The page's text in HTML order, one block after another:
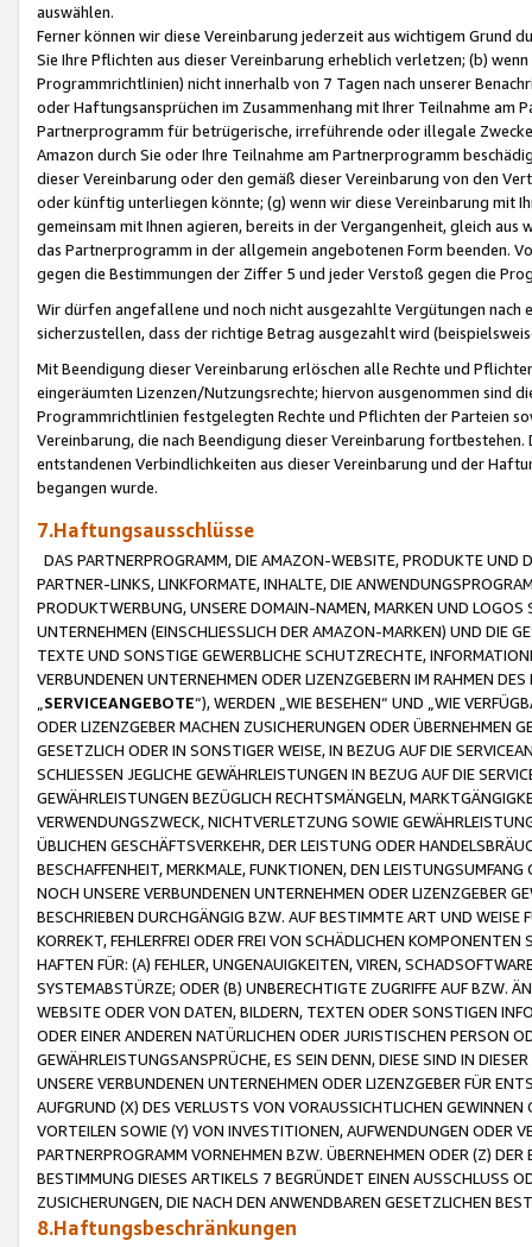
auswählen.
Ferner können wir diese Vereinbarung jederzeit aus wichtigem Grund
Sie Ihre Pflichten aus dieser Vereinbarung erheblich verletzen; (b)
Programmrichtlinien) nicht innerhalb von 7 Tagen nach unserer
oder Haftungsansprüchen im Zusammenhang mit Ihrer Teilnahme am
Partnerprogramm für betrügerische, irreführende oder illegale
Amazon durch Sie oder Ihre Teilnahme am Partnerprogramm
dieser Vereinbarung oder den gemäß dieser Vereinbarung von den
oder künftig unterliegen könnte; (g) wenn wir diese Vereinbarung mit
gemeinsam mit Ihnen agieren, bereits in der Vergangenheit, gleich
das Partnerprogramm in der allgemein angebotenen Form beenden.
gegen die Bestimmungen der Ziffer 5 und jeder Verstoß gegen die
Wir dürfen angefallene und noch nicht ausgezahlte Vergütungen
sicherzustellen, dass der richtige Betrag ausgezahlt wird
Mit Beendigung dieser Vereinbarung erlöschen alle Rechte und
eingeräumten Lizenzen/Nutzungsrechte; hiervon ausgenommen sind
Programmrichtlinien festgelegten Rechte und Pflichten der Parteien
Vereinbarung, die nach Beendigung dieser Vereinbarung
entstandenen Verbindlichkeiten aus dieser Vereinbarung und der
begangen wurde.
7.Haftungsausschlüsse
DAS PARTNERPROGRAMM, DIE AMAZON-WEBSITE, PRODUKTE UND
PARTNER-LINKS, LINKFORMATE, INHALTE, DIE
PRODUKTWERBUNG, UNSERE DOMAIN-NAMEN, MARKEN UND
UNTERNEHMEN (EINSCHLIESSLICH DER AMAZON-MARKEN) UND DIE
TEXTE UND SONSTIGE GEWERBLICHE SCHUTZRECHTE,
VERBUNDENEN UNTERNEHMEN ODER LIZENZGEBERN IM RAHMEN
SERVICEANGEBOTE“), WERDEN „WIE BESEHEN“ UND „WIE
ODER LIZENZGEBER MACHEN ZUSICHERUNGEN ODER ÜBERNEHMEN
GESETZLICH ODER IN SONSTIGER WEISE, IN BEZUG AUF DIE
SCHLIESSEN JEGLICHE GEWÄHRLEISTUNGEN IN BEZUG AUF DIE
GEWÄHRLEISTUNGEN BEZÜGLICH RECHTSMÄNGELN,
VERWENDUNGSZWECK, NICHTVERLETZUNG SOWIE
ÜBLICHEN GESCHÄFTSVERKEHR, DER LEISTUNG ODER
BESCHAFFENHEIT, MERKMALE, FUNKTIONEN, DEN
NOCH UNSERE VERBUNDENEN UNTERNEHMEN ODER LIZENZGEBER
BESCHRIEBEN DURCHGÄNGIG BZW. AUF BESTIMMTE ART UND
KORREKT, FEHLERFREI ODER FREI VON SCHÄDLICHEN
HAFTEN FÜR: (A) FEHLER, UNGENAUIGKEITEN, VIREN,
SYSTEMABSTÜRZE; ODER (B) UNBERECHTIGTE ZUGRIFFE AUF BZW.
WEBSITE ODER VON DATEN, BILDERN, TEXTEN ODER SONSTIGEN
ODER EINER ANDEREN NATÜRLICHEN ODER JURISTISCHEN PERSON
GEWÄHRLEISTUNGSANSPRÜCHE, ES SEIN DENN, DIESE SIND IN
UNSERE VERBUNDENEN UNTERNEHMEN ODER LIZENZGEBER FÜR
AUFGRUND (X) DES VERLUSTS VON VORAUSSICHTLICHEN
VORTEILEN SOWIE (Y) VON INVESTITIONEN, AUFWENDUNGEN ODER
PARTNERPROGRAMM VORNEHMEN BZW. ÜBERNEHMEN ODER (Z)
BESTIMMUNG DIESES ARTIKELS 7 BEGRÜNDET EINEN AUSSCHLUSS
ZUSICHERUNGEN, DIE NACH DEN ANWENDBAREN GESETZLICHEN
8.Haftungsbeschränkungen